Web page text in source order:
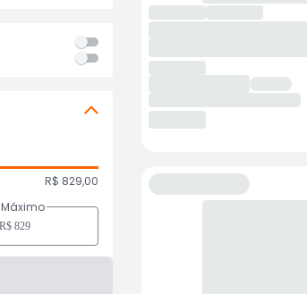
R$ 829,00
Máximo